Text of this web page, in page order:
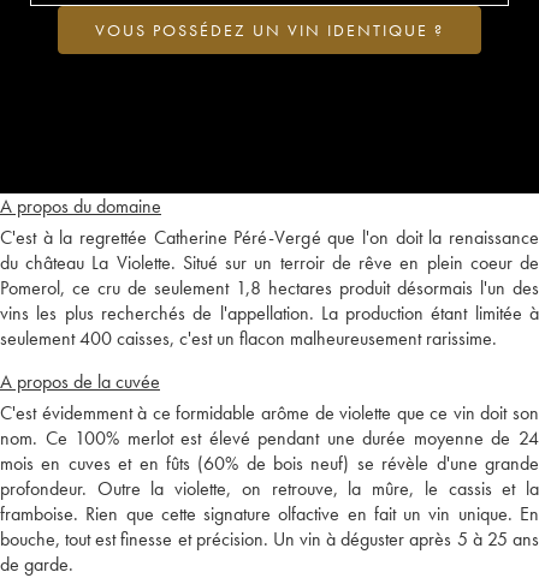
A propos du domaine
C'est à la regrettée Catherine Péré-Vergé que l'on doit la renaissance
du château La Violette. Situé sur un terroir de rêve en plein coeur de
Pomerol, ce cru de seulement 1,8 hectares produit désormais l'un des
vins les plus recherchés de l'appellation. La production étant limitée à
seulement 400 caisses, c'est un flacon malheureusement rarissime.
A propos de la cuvée
C'est évidemment à ce formidable arôme de violette que ce vin doit son
nom. Ce 100% merlot est élevé pendant une durée moyenne de 24
mois en cuves et en fûts (60% de bois neuf) se révèle d'une grande
profondeur. Outre la violette, on retrouve, la mûre, le cassis et la
framboise. Rien que cette signature olfactive en fait un vin unique. En
bouche, tout est finesse et précision. Un vin à déguster après 5 à 25 ans
de garde.
VOUS POSSÉDEZ UN VIN IDENTIQUE ?